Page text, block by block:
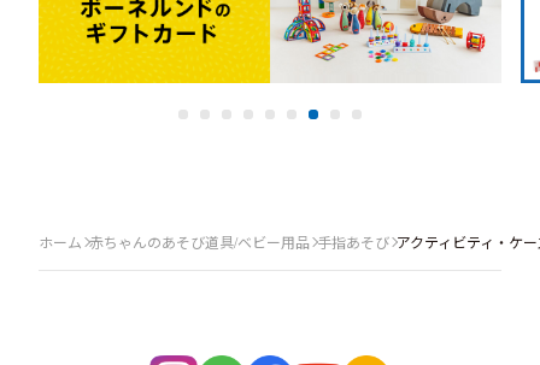
ホーム 赤ちゃんのあそび道具/ベビー用品 手指あそび アクティビティ・ケ